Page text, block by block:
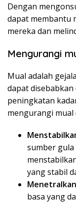
Dengan
dapat membantu
mereka dan
Mengurangi
Mual adalah
dapat
peningkatan
mengurangi mual
sumber
yang stabil
basa yang